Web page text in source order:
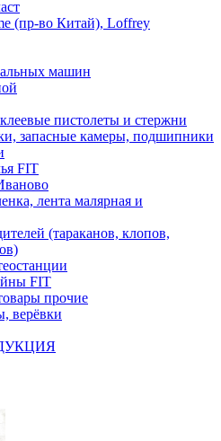
(пр-во Китай), Loffrey
машин
пистолеты и стержни
запасные камеры, подшипники
FIT
лента малярная и
(тараканов, клопов,
FIT
прочие
верёвки